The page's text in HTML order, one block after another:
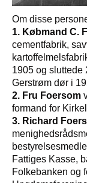
Om disse
1. Købmand C.
cementfabrik,
1905 og sluttede
Gerstrøm dør i
2. Fru Foersom
formand for
3. Richard
Fattiges Kasse,
Folkebanken og